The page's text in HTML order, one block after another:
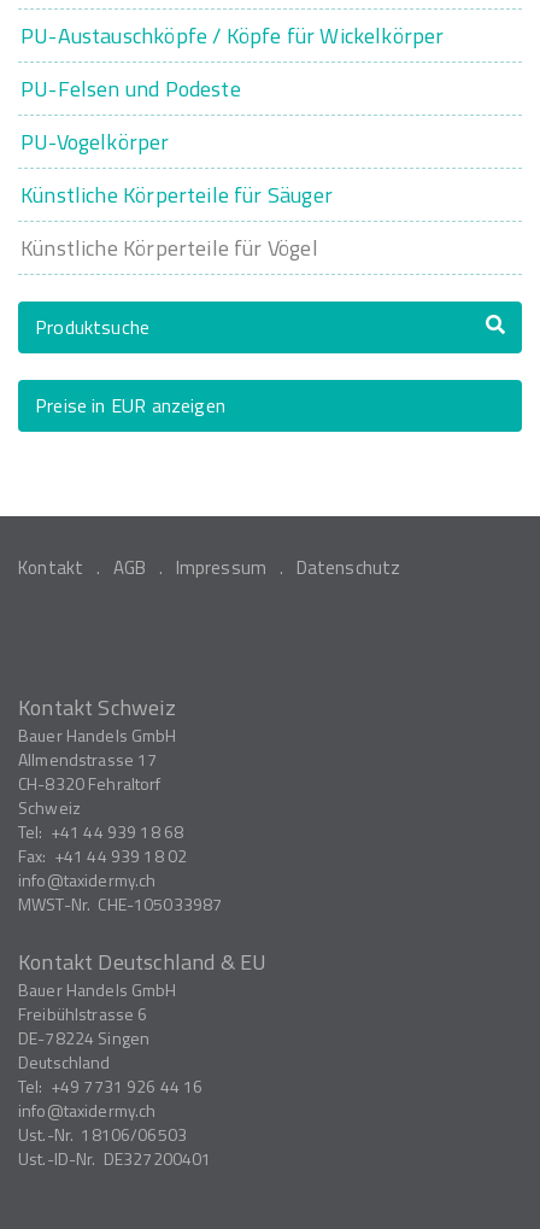
PU-Austauschköpfe / Köpfe für Wickelkörper
PU-Felsen und Podeste
PU-Vogelkörper
Künstliche Körperteile für Säuger
Künstliche Körperteile für Vögel
Produktsuche
Preise in EUR anzeigen
Kontakt AGB Impressum Datenschutz
Kontakt Schweiz
Bauer Handels GmbH
Allmendstrasse 17
CH-8320Fehraltorf
Schweiz
Tel: +41 44 939 18 68
Fax: +41 44 939 18 02
info
taxidermy.ch
MWST-Nr. CHE-105033987
Kontakt Deutschland & EU
Bauer Handels GmbH
Freibühlstrasse 6
DE-78224 Singen
Deutschland
Tel: +49 7731 926 44 16
info
taxidermy.ch
Ust.-Nr. 18106/06503
Ust.-ID-Nr. DE327200401